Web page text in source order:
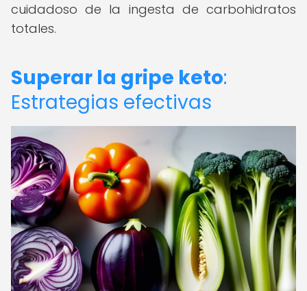
cuidadoso de la ingesta de carbohidratos
totales.
Superar la gripe keto:
Estrategias efectivas